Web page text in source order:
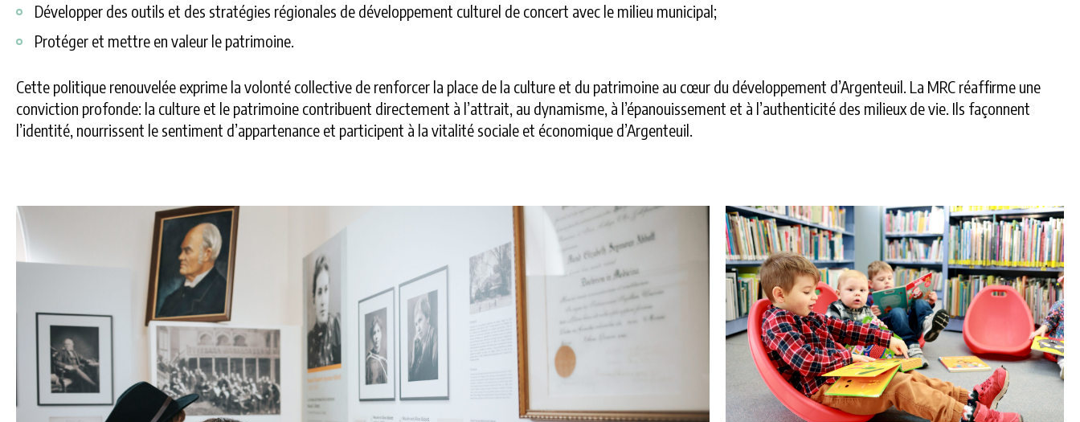
Développer des outils et des stratégies régionales de développement culturel de concert avec le milieu municipal;
Protéger et mettre en valeur le patrimoine.
Cette politique renouvelée exprime la volonté collective de renforcer la place de la culture et du patrimoine au cœur du développement d’Argenteuil. La MRC réaffirme une
conviction profonde: la culture et le patrimoine contribuent directement à l’attrait, au dynamisme, à l’épanouissement et à l’authenticité des milieux de vie. Ils façonnent
l’identité, nourrissent le sentiment d’appartenance et participent à la vitalité sociale et économique d’Argenteuil.